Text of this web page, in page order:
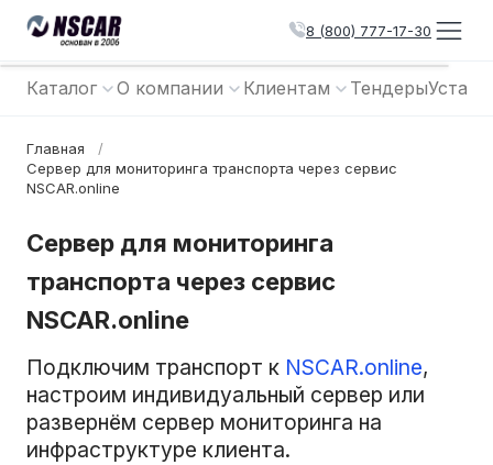
8 (800) 777-17-30
Каталог О компании Клиентам Тендеры
Главная
/
Сервер для мониторинга транспорта через сервис
NSCAR.online
Сервер для мониторинга
транспорта через сервис
NSCAR.online
Подключим транспорт к NSCAR.online,
настроим индивидуальный сервер или
развернём сервер мониторинга на
инфраструктуре клиента.